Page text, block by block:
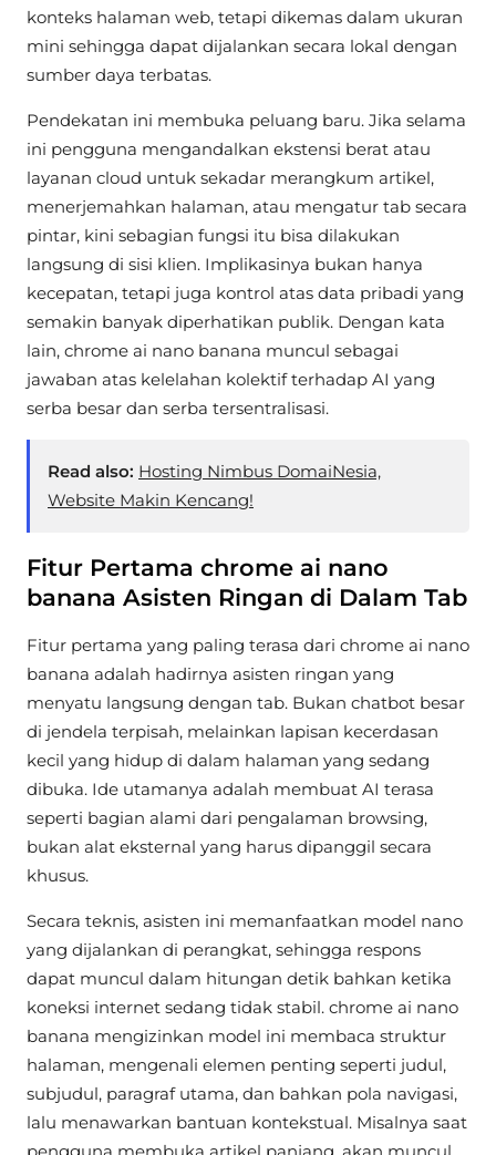
konteks halaman web, tetapi dikemas dalam ukuran
mini sehingga dapat dijalankan secara lokal dengan
sumber daya terbatas.
Pendekatan ini membuka peluang baru. Jika selama
ini pengguna mengandalkan ekstensi berat atau
layanan cloud untuk sekadar merangkum artikel,
menerjemahkan halaman, atau mengatur tab secara
pintar, kini sebagian fungsi itu bisa dilakukan
langsung di sisi klien. Implikasinya bukan hanya
kecepatan, tetapi juga kontrol atas data pribadi yang
semakin banyak diperhatikan publik. Dengan kata
lain, chrome ai nano banana muncul sebagai
jawaban atas kelelahan kolektif terhadap AI yang
serba besar dan serba tersentralisasi.
Read also: Hosting Nimbus DomaiNesia,
Website Makin Kencang!
Fitur Pertama chrome ai nano
banana Asisten Ringan di Dalam Tab
Fitur pertama yang paling terasa dari chrome ai nano
banana adalah hadirnya asisten ringan yang
menyatu langsung dengan tab. Bukan chatbot besar
di jendela terpisah, melainkan lapisan kecerdasan
kecil yang hidup di dalam halaman yang sedang
dibuka. Ide utamanya adalah membuat AI terasa
seperti bagian alami dari pengalaman browsing,
bukan alat eksternal yang harus dipanggil secara
khusus.
Secara teknis, asisten ini memanfaatkan model nano
yang dijalankan di perangkat, sehingga respons
dapat muncul dalam hitungan detik bahkan ketika
koneksi internet sedang tidak stabil. chrome ai nano
banana mengizinkan model ini membaca struktur
halaman, mengenali elemen penting seperti judul,
subjudul, paragraf utama, dan bahkan pola navigasi,
lalu menawarkan bantuan kontekstual. Misalnya saat